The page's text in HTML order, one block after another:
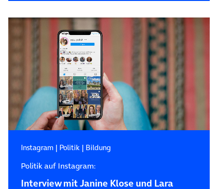
Instagram | Politik| Bildung
Politik auf Instagram:
Interview mit Janine Klose und Lara